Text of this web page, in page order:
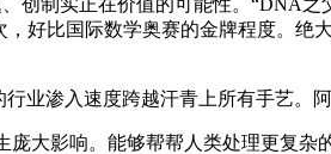
好比国际数学奥赛的金牌程度。绝
渗入速度跨越汗青上所有手艺。阿
影响。能够帮帮人类处理更复杂